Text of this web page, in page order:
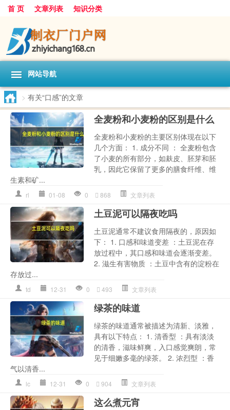
首 页 文章列表 知识分类
网站导航
> 有关“口感”的文章
全麦粉和小麦粉的区别是什么
全麦粉和小麦粉的主要区别体现在以下
几个方面： 1. 成分不同 ： 全麦粉包含
了小麦的所有部分，如麸皮、胚芽和胚
乳，因此它保留了更多的膳食纤维、维
生素和矿...
rl 01-08 0 868 文章列表
土豆泥可以隔夜吃吗
土豆泥通常不建议食用隔夜的，原因如
下： 1. 口感和味道变差 ：土豆泥在存
放过程中，其口感和味道会逐渐变差。
2. 滋生有害物质 ：土豆中含有的淀粉在
存放过...
td 12-31 0 493 文章列表
绿茶的味道
绿茶的味道通常被描述为清新、淡雅，
具有以下特点： 1. 清香型 ：具有淡淡
的清香，滋味鲜爽，入口感觉爽朗，常
见于细嫩多毫的绿茶。 2. 浓烈型 ：香
气以清香...
lc 12-31 0 904 文章列表
这么煮元宵